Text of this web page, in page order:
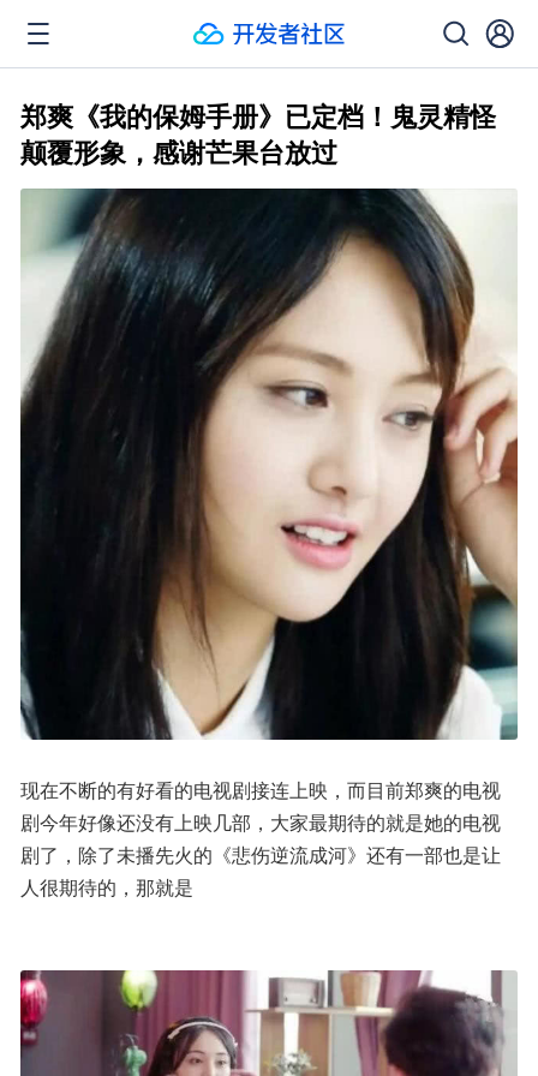
郑爽《我的保姆手册》已定档！鬼灵精怪
颠覆形象，感谢芒果台放过
现在不断的有好看的电视剧接连上映，而目前郑爽的电视
剧今年好像还没有上映几部，大家最期待的就是她的电视
剧了，除了未播先火的《悲伤逆流成河》还有一部也是让
人很期待的，那就是